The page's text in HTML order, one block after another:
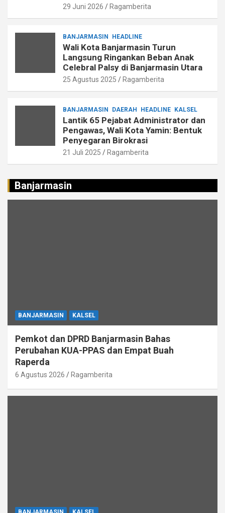
29 Juni 2026 Ragamberita
BANJARMASIN HEADLINE
Wali Kota Banjarmasin Turun
Langsung Ringankan Beban Anak
Celebral Palsy di Banjarmasin Utara
25 Agustus 2025 Ragamberita
BANJARMASIN DAERAH HEADLINE KALSEL
Lantik 65 Pejabat Administrator dan
Pengawas, Wali Kota Yamin: Bentuk
Penyegaran Birokrasi
21 Juli 2025 Ragamberita
Banjarmasin
BANJARMASIN KALSEL
Pemkot dan DPRD Banjarmasin Bahas
Perubahan KUA-PPAS dan Empat Buah
Raperda
6 Agustus 2026 Ragamberita